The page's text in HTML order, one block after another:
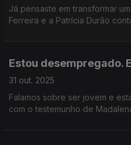
Já pensaste em transformar
Ferreira e a Patrícia Durão
Estou desempregado.
31 out. 2025
Falamos sobre ser jovem e
com o testemunho de